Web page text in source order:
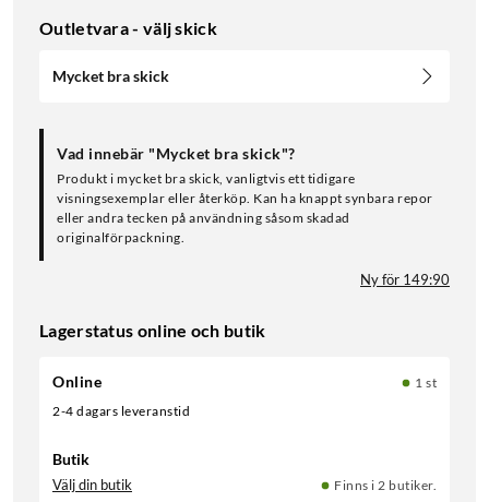
Outletvara - välj skick
Mycket bra skick
Vad innebär "Mycket bra skick"?
Produkt i mycket bra skick, vanligtvis ett tidigare
visningsexemplar eller återköp. Kan ha knappt synbara repor
eller andra tecken på användning såsom skadad
originalförpackning.
Ny för 149:90
Lagerstatus online och butik
Online
1 st
2-4 dagars leveranstid
Butik
Välj din butik Finns i 2 butiker.